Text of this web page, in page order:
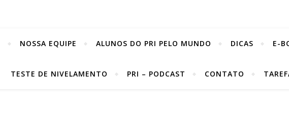
NOSSA EQUIPE ALUNOS DO PRI PELO MUNDO DICAS E-
TESTE DE NIVELAMENTO PRI – PODCAST CONTATO